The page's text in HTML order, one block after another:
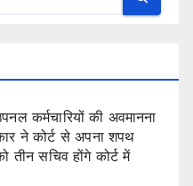
कर्मचारियों की अवमानना
ने कोर्ट से अपना शपथ
तीन सचिव होंगे कोर्ट में